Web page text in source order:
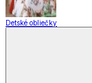
Detské obliečky